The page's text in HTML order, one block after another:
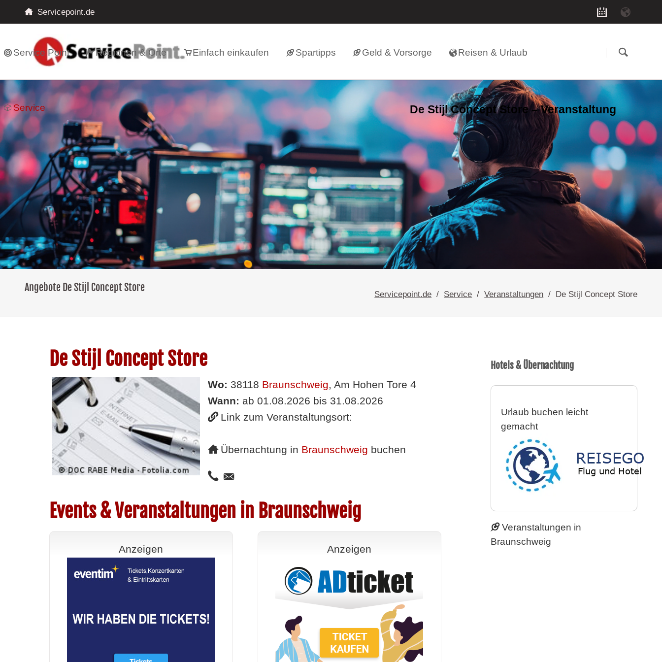
Servicepoint.de
Service Point Regionen & Orte Einfach einkaufen Spartipps Geld & Vorsorge Reisen & Urlaub
Service De Stijl Concept Store – Veranstaltung
Angebote De Stijl Concept Store
Servicepoint.de Service Veranstaltungen De Stijl Concept Store
De Stijl Concept Store
Wo: 38118 Braunschweig, Am Hohen Tore 4
Wann: ab 01.08.2026 bis 31.08.2026
Link zum Veranstaltungsort:
Übernachtung in Braunschweig buchen
Events & Veranstaltungen in Braunschweig
Anzeigen Anzeigen
Hotels & Übernachtung
Urlaub buchen leicht
gemacht
Veranstaltungen in
Braunschweig